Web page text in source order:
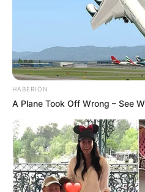
da votação final. Esse cenário
VEJA TAMBÉM
✳️PEC 14 pode ter data de votação
IR 2026: Isenção até R$ 5 mil já
PEC dos 3 salários mínimos:
✳️Aplicativos de namoro se
Novo vírus que desvia
⚖️Pautas que podem impactar
As discussões no Congresso
HABERION
A Plane Took Off Wrong – See